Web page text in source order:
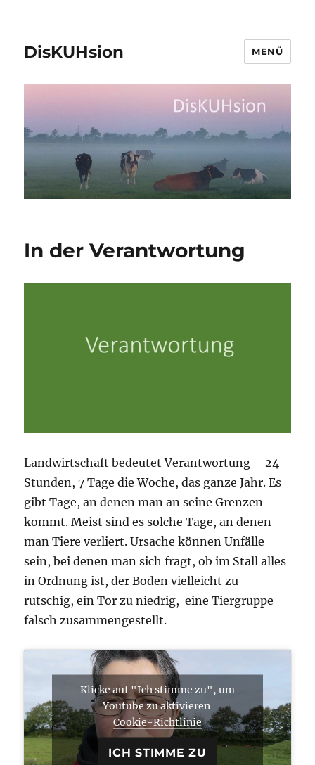
DisKUHsion MENÜ
In der Verantwortung
Landwirtschaft bedeutet Verantwortung – 24
Stunden, 7 Tage die Woche, das ganze Jahr. Es
gibt Tage, an denen man an seine Grenzen
kommt. Meist sind es solche Tage, an denen
man Tiere verliert. Ursache können Unfälle
sein, bei denen man sich fragt, ob im Stall alles
in Ordnung ist, der Boden vielleicht zu
rutschig, ein Tor zu niedrig, eine Tiergruppe
falsch zusammengestellt.
Klicke auf "Ich stimme zu", um
Youtube zu aktivieren
Cookie-Richtlinie
ICH STIMME ZU